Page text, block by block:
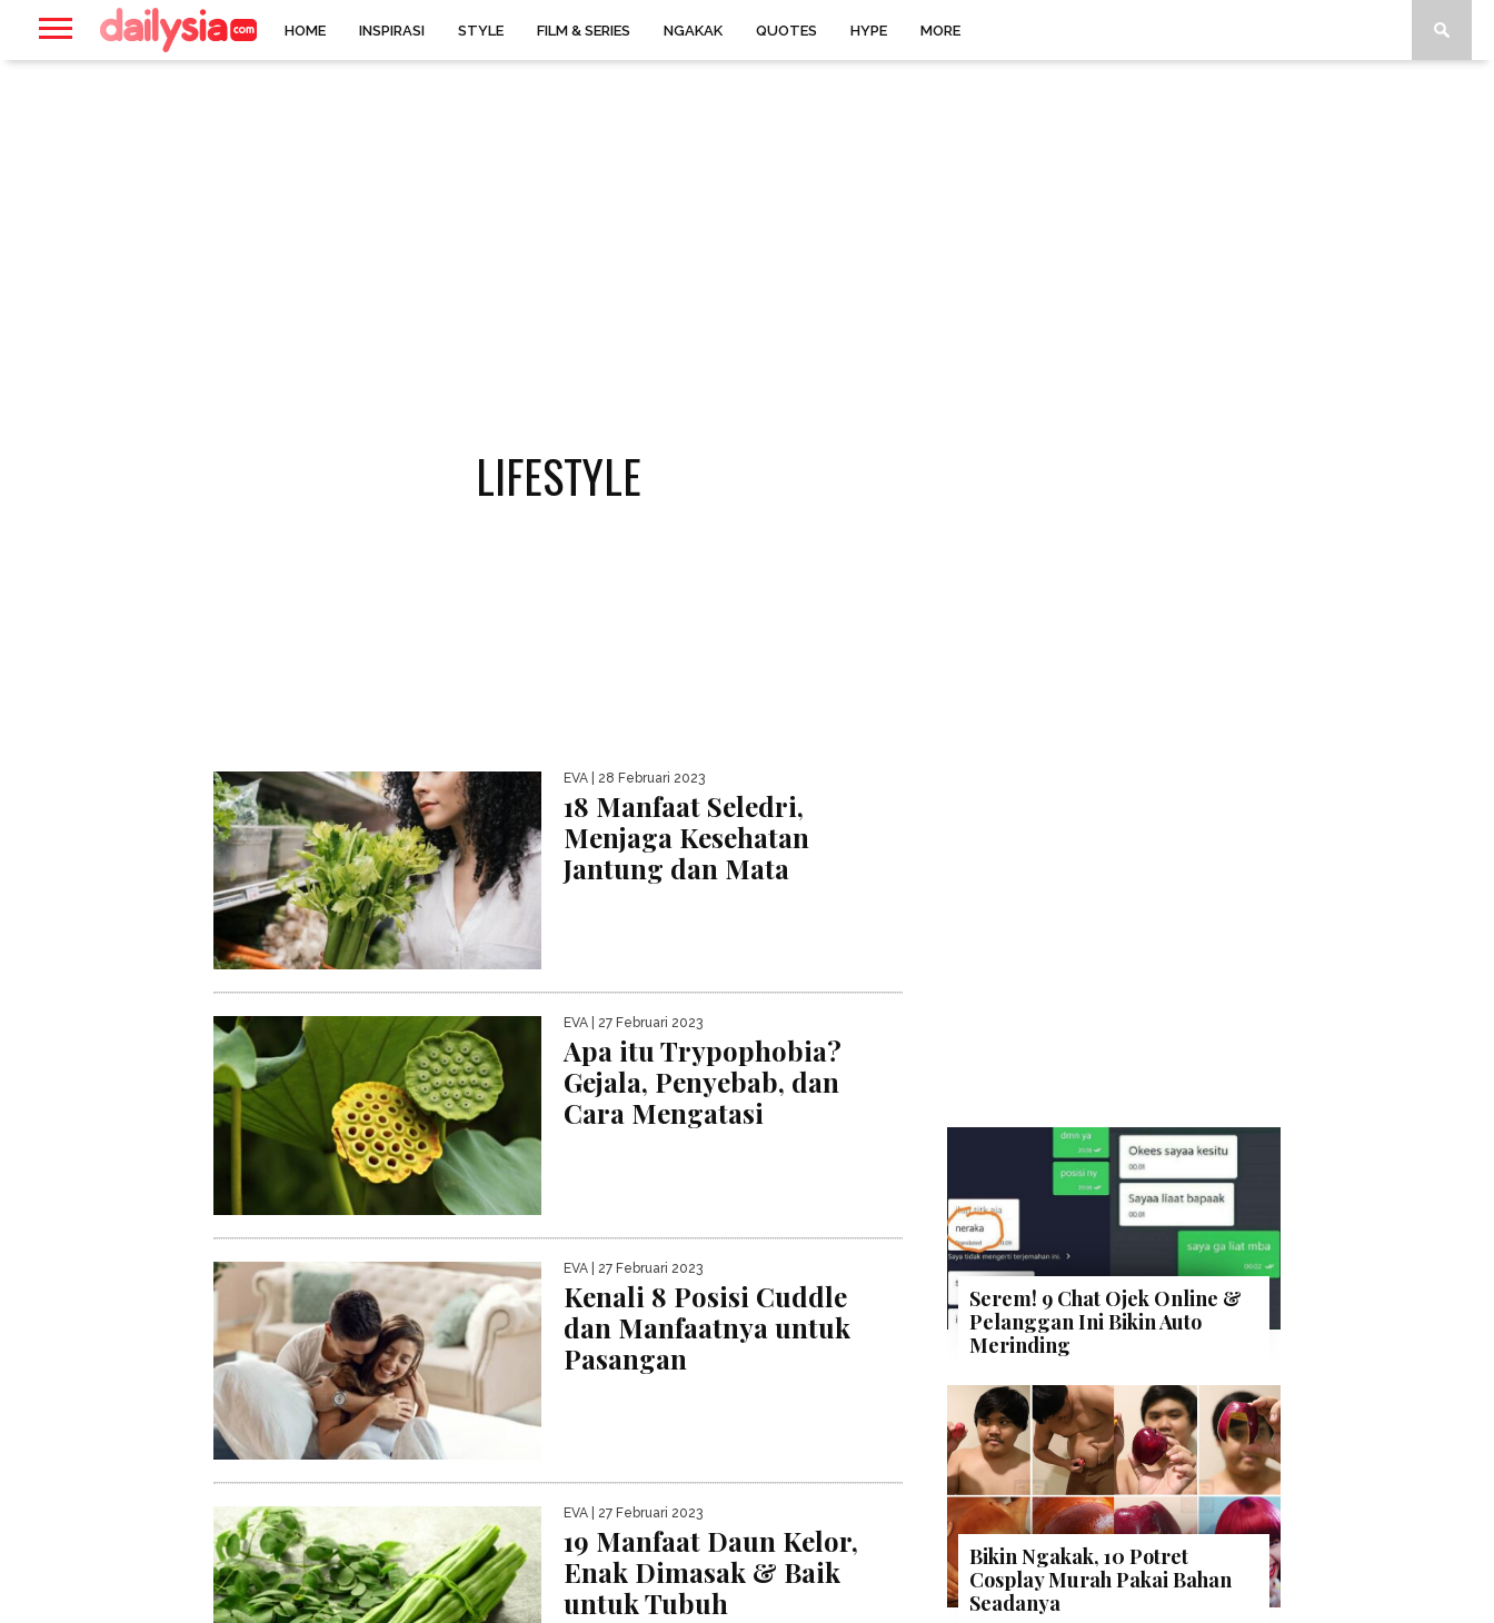
HOME INSPIRASI STYLE FILM & SERIES NGAKAK QUOTES HYPE MORE
LIFESTYLE
EVA | 28 Februari 2023
18 Manfaat Seledri,
Menjaga Kesehatan
Jantung dan Mata
EVA | 27 Februari 2023
Apa itu Trypophobia?
Gejala, Penyebab, dan
Cara Mengatasi
EVA | 27 Februari 2023
Kenali 8 Posisi Cuddle
dan Manfaatnya untuk
Pasangan
EVA | 27 Februari 2023
19 Manfaat Daun Kelor,
Enak Dimasak & Baik
untuk Tubuh
Serem! 9 Chat Ojek Online &
Pelanggan Ini Bikin Auto
Merinding
Bikin Ngakak, 10 Potret
Cosplay Murah Pakai Bahan
Seadanya